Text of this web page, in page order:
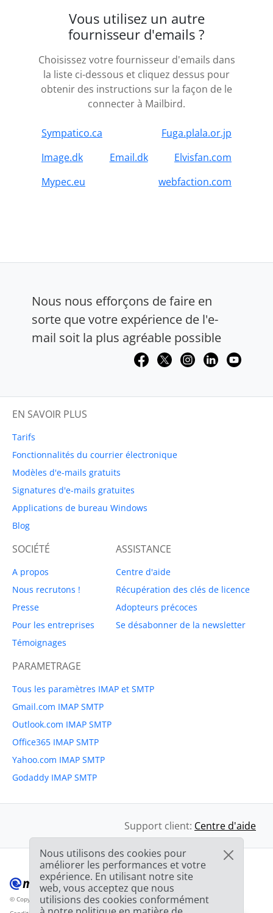
Vous utilisez un autre
fournisseur d'emails ?
Choisissez votre fournisseur d'emails dans
la liste ci-dessous et cliquez dessus pour
obtenir des instructions sur la façon de le
connecter à Mailbird.
Sympatico.ca
Fuga.plala.or.jp
Image.dk
Email.dk
Elvisfan.com
Mypec.eu
webfaction.com
Nous nous efforçons de faire en
sorte que votre expérience de l'e-
mail soit la plus agréable possible
EN SAVOIR PLUS
Tarifs
Fonctionnalités du courrier électronique
Modèles d'e-mails gratuits
Signatures d'e-mails gratuites
Applications de bureau Windows
Blog
SOCIÉTÉ
A propos
Nous recrutons !
Presse
Pour les entreprises
Témoignages
ASSISTANCE
Centre d'aide
Récupération des clés de licence
Adopteurs précoces
Se désabonner de la newsletter
PARAMETRAGE
Tous les paramètres IMAP et SMTP
Gmail.com IMAP SMTP
Outlook.com IMAP SMTP
Office365 IMAP SMTP
Yahoo.com IMAP SMTP
Godaddy IMAP SMTP
Support client: Centre d'aide
© Copyright 2012-2026 Mailbird™Tous droits réservés.
Nous utilisons des cookies pour
améliorer les performances et votre
expérience. En utilisant notre site
web, vous acceptez que nous
utilisions des cookies conformément